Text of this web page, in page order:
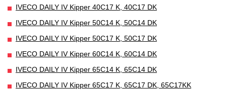
IVECO DAILY IV Kipper 40C17 K, 40C17 DK
IVECO DAILY IV Kipper 50C14 K, 50C14 DK
IVECO DAILY IV Kipper 50C17 K, 50C17 DK
IVECO DAILY IV Kipper 60C14 K, 60C14 DK
IVECO DAILY IV Kipper 65C14 K, 65C14 DK
IVECO DAILY IV Kipper 65C17 K, 65C17 DK, 65C17KK